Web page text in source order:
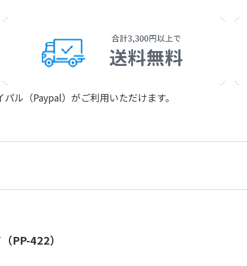
ル（Paypal）がご利用いただけます。
PP-422）